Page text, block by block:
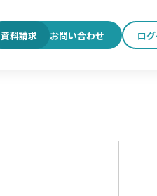
資料請求 お問い合わせ ロ